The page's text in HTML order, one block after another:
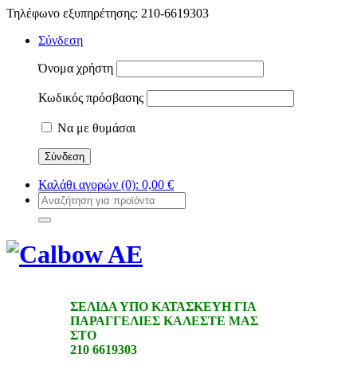
Τηλέφωνο εξυπηρέτησης: 210-6619303
Σύνδεση
Όνομα χρήστη
Κωδικός πρόσβασης
Να με θυμάσαι
Καλάθι αγορών (0): 0,00 €
ΣΕΛΙΔΑ ΥΠΟ ΚΑΤΑΣΚΕΥΗ ΓΙΑ
ΠΑΡΑΓΓΕΛΙΕΣ ΚΑΛΕΣΤΕ ΜΑΣ
ΣΤΟ
210 6619303